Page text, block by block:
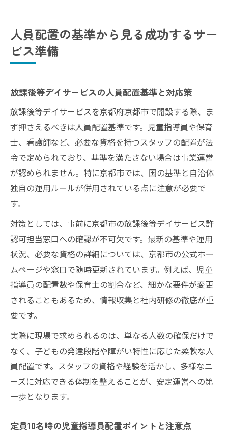
人員配置の基準から見る成功するサー
ビス準備
放課後等デイサービスの人員配置基準と対応策
放課後等デイサービスを京都府京都市で開設する際、ま
ず押さえるべきは人員配置基準です。児童指導員や保育
士、看護師など、必要な資格を持つスタッフの配置が法
令で定められており、基準を満たさない場合は事業運営
が認められません。特に京都市では、国の基準と自治体
独自の運用ルールが併用されている点に注意が必要で
す。
対策としては、事前に京都市の放課後等デイサービス許
認可担当窓口への確認が不可欠です。最新の基準や運用
状況、必要な資格の詳細については、京都市の公式ホー
ムページや窓口で随時更新されています。例えば、児童
指導員の配置数や保育士の割合など、細かな要件が変更
されることもあるため、情報収集と社内研修の徹底が重
要です。
実際に現場で求められるのは、単なる人数の確保だけで
なく、子どもの発達段階や障がい特性に応じた柔軟な人
員配置です。スタッフの資格や経験を活かし、多様なニ
ーズに対応できる体制を整えることが、安定運営への第
一歩となります。
定員10名時の児童指導員配置ポイントと注意点